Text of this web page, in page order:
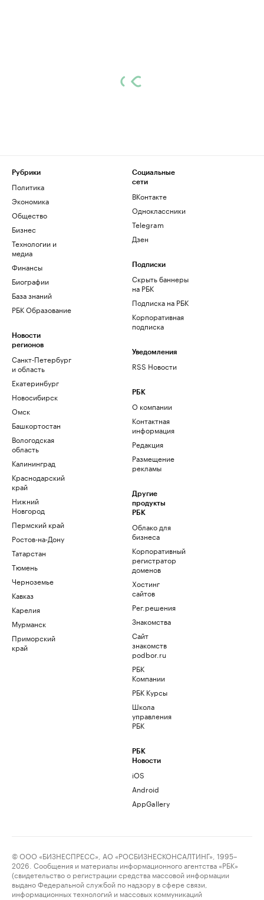
Рубрики
Политика
Экономика
Общество
Бизнес
Технологии и
медиа
Финансы
Биографии
База знаний
РБК Образование
Новости
регионов
Санкт-Петербург
и область
Екатеринбург
Новосибирск
Омск
Башкортостан
Вологодская
область
Калининград
Краснодарский
край
Нижний
Новгород
Пермский край
Ростов-на-Дону
Татарстан
Тюмень
Черноземье
Кавказ
Карелия
Мурманск
Приморский
край
Социальные
сети
ВКонтакте
Одноклассники
Telegram
Дзен
Подписки
Скрыть баннеры
на РБК
Подписка на РБК
Корпоративная
подписка
Уведомления
RSS Новости
РБК
О компании
Контактная
информация
Редакция
Размещение
рекламы
Другие
продукты
РБК
Облако для
бизнеса
Корпоративный
регистратор
доменов
Хостинг
сайтов
Рег.решения
Знакомства
Сайт
знакомств
podbor.ru
РБК
Компании
РБК Курсы
Школа
управления
РБК
РБК
Новости
iOS
Android
AppGallery
© ООО «БИЗНЕСПРЕСС», АО «РОСБИЗНЕСКОНСАЛТИНГ», 1995–
2026. Сообщения и материалы информационного агентства «РБК»
(свидетельство о регистрации средства массовой информации
выдано Федеральной службой по надзору в сфере связи,
информационных технологий и массовых коммуникаций